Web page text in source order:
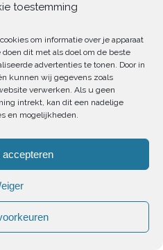
toestemming
om informatie over je apparaat
dit met als doel om de beste
advertenties te tonen. Door in
kunnen wij gegevens zoals
verwerken. Als u geen
intrekt, kan dit een nadelige
en mogelijkheden.
plannen,
Vandebergh van SEPIA
wil mij wat meer verdiepen
en hoe ik mijn klanten
nov